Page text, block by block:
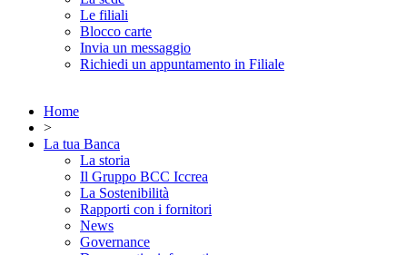
Le filiali
Blocco carte
Invia un messaggio
Richiedi un appuntamento in Filiale
Home
>
La tua Banca
La storia
Il Gruppo BCC Iccrea
La Sostenibilità
Rapporti con i fornitori
News
Governance